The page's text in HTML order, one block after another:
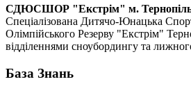
СДЮСШОР "Екстрім" м.
Спеціалізована Дитячо-Юнацька
Олімпійського Резерву "Екстрім"
відділеннями сноубордингу та
База Знань